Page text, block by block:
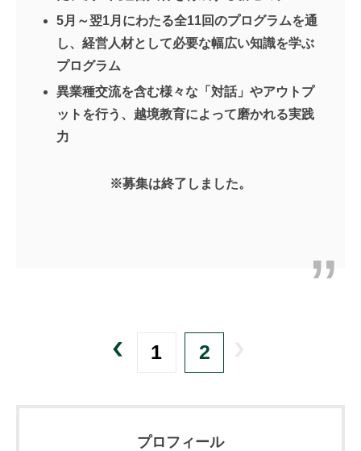
5月～翌1月にわたる全11回のプログラムを通
し、経営人材として必要な幅広い知識を学ぶ
プログラム
異業種交流を含む様々な「対話」やアウトプ
ットを行う、越境教育によって磨かれる実践
力
※募集は終了しました。
1 2
プロフィール